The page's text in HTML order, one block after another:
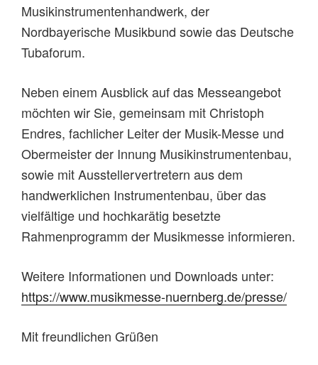
Musikinstrumentenhandwerk, der
Nordbayerische Musikbund sowie das Deutsche
Tubaforum.
Neben einem Ausblick auf das Messeangebot
möchten wir Sie, gemeinsam mit Christoph
Endres, fachlicher Leiter der Musik-Messe und
Obermeister der Innung Musikinstrumentenbau,
sowie mit Ausstellervertretern aus dem
handwerklichen Instrumentenbau, über das
vielfältige und hochkarätig besetzte
Rahmenprogramm der Musikmesse informieren.
Weitere Informationen und Downloads unter:
https://www.musikmesse-nuernberg.de/presse/
Mit freundlichen Grüßen